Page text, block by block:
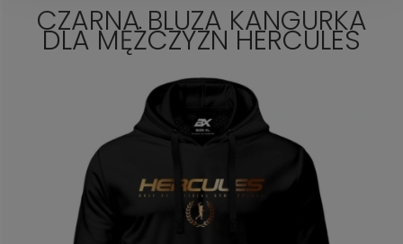
CZARNA BLUZA KANGURKA
DLA MĘŻCZYZN HERCULES